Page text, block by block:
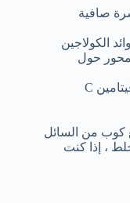
صافية
الكولاجين
حول
90 مجم من الكافيين لتوفير الطاقة وفيتامين C
كوب من السائل
، إذا كنت